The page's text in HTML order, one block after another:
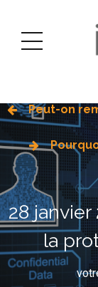
Peut-on
28 janvier
la